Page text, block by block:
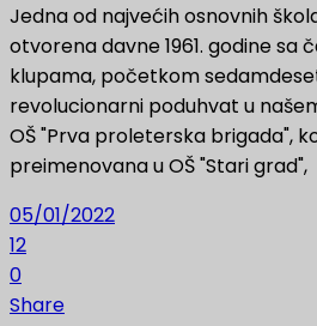
Jedna od najvećih osnovnih
otvorena davne 1961. godine sa
klupama, početkom
revolucionarni poduhvat u
OŠ "Prva proleterska brigada",
preimenovana u OŠ "Stari grad",
05/01/2022
12
0
Share